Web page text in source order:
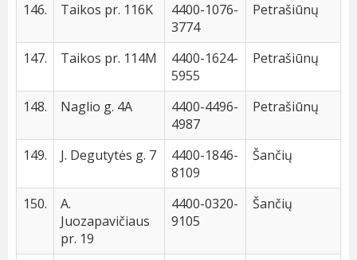
146. Taikos pr. 116K
4400-1076-
3774
Petrašiūnų
147. Taikos pr. 114M
4400-1624-
5955
Petrašiūnų
148. Naglio g. 4A
4400-4496-
4987
Petrašiūnų
149. J. Degutytės g. 7
4400-1846-
8109
Šančių
150.
A.
Juozapavičiaus
pr. 19
4400-0320-
9105
Šančių